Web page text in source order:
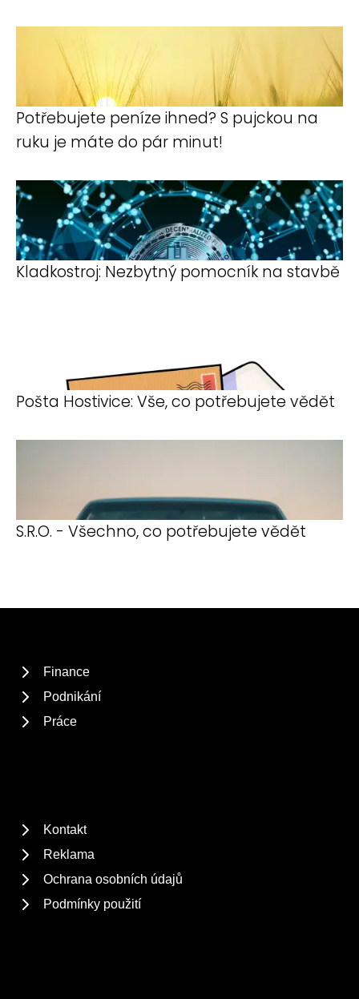
Potřebujete peníze ihned? S pujckou na
ruku je máte do pár minut!
Kladkostroj: Nezbytný pomocník na stavbě
Pošta Hostivice: Vše, co potřebujete vědět
S.R.O. - Všechno, co potřebujete vědět
Finance
Podnikání
Práce
Kontakt
Reklama
Ochrana osobních údajů
Podmínky použití